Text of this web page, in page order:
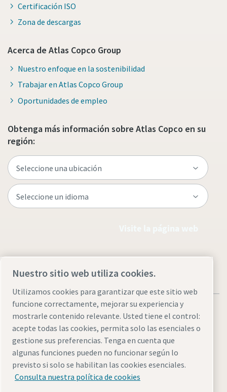
Certificación ISO
Zona de descargas
Acerca de Atlas Copco Group
Nuestro enfoque en la sostenibilidad
Trabajar en Atlas Copco Group
Oportunidades de empleo
Obtenga más información sobre Atlas Copco en su
región:
Aviso legal y aviso de privacidadAdministrar cookies
AccesibilidadMapa del sitio
© 2026 Atlas Copco AB
Nuestro sitio web utiliza cookies.
Utilizamos cookies para garantizar que este sitio web
funcione correctamente, mejorar su experiencia y
mostrarle contenido relevante. Usted tiene el control:
acepte todas las cookies, permita solo las esenciales o
gestione sus preferencias. Tenga en cuenta que
algunas funciones pueden no funcionar según lo
previsto si solo se habilitan las cookies esenciales.
Consulta nuestra política de cookies